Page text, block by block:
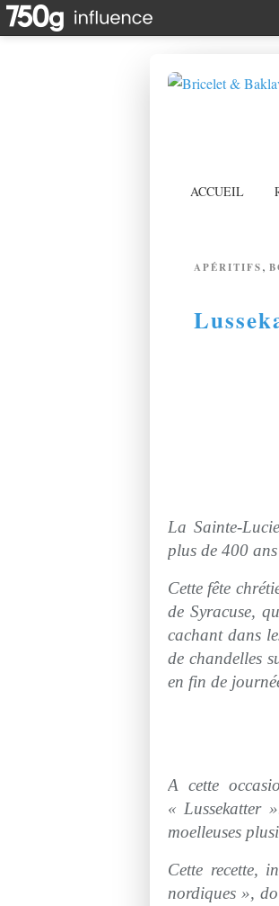
ACCUEIL
APÉRITIFS,
La Sainte-
plus de 400
Cette fête
de Syracuse,
cachant dans
de chandelles
en fin de
A cette
« Lussekatter
moelleuses
Cette recette,
nordiques »,